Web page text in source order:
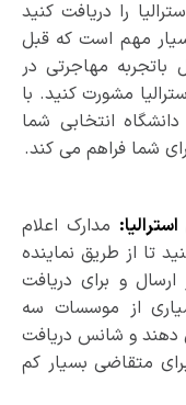
را دریافت کنید
مهم است که قبل
باتجربه مهاجرتی در
مشورت کنید. با
انتخابی شما
شما فراهم می­ کند.
مدارک اعلام
تا از طریق نماینده
و برای دریافت
از موسسات سه
دهند و شانس دریافت
متقاضی بسیار کم